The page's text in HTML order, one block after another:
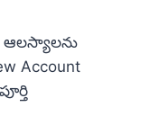
ఆలస్యాలను
Account